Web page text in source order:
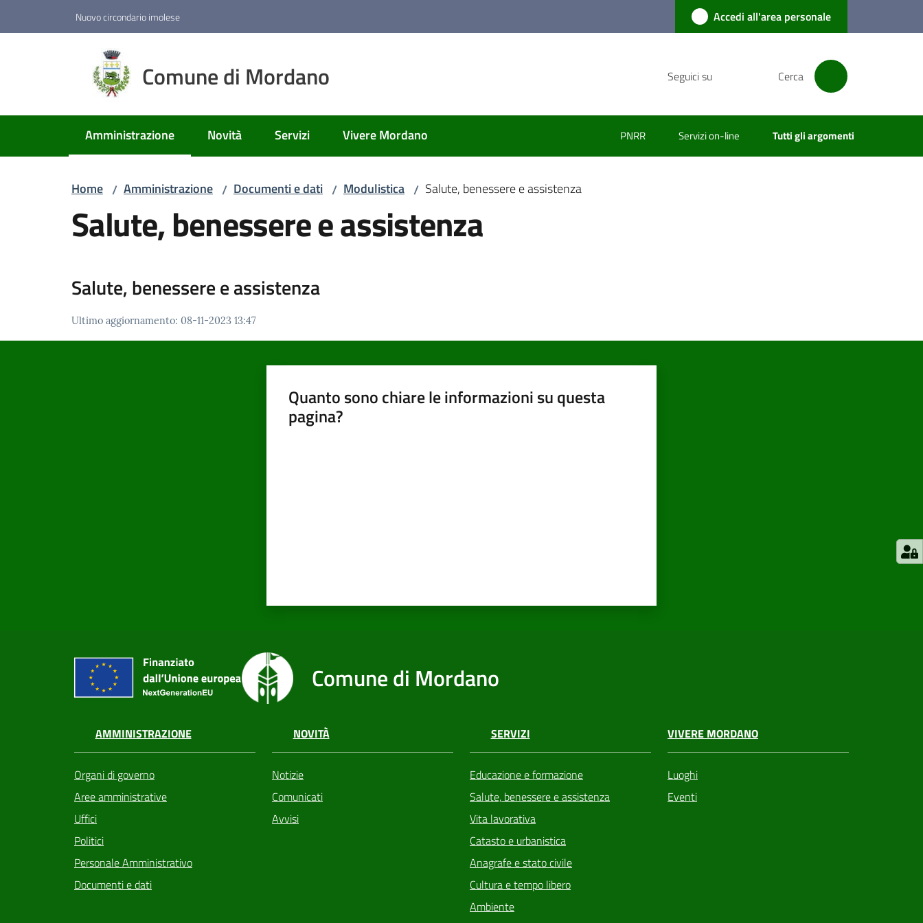
Nuovo circondario imolese Accedi all'area personale
Comune di Mordano Seguici su Cerca
Amministrazione
Menu selezionato Novità Servizi Vivere Mordano PNRR Servizi on-line Tutti gli argomenti
Home / Amministrazione / Documenti e dati / Modulistica / Salute, benessere e assistenza
Salute, benessere e assistenza
Salute, benessere e assistenza
Ultimo aggiornamento: 08-11-2023 13:47
Quanto sono chiare le informazioni su questa
pagina?
Comune di Mordano
AMMINISTRAZIONE
Organi di governo
Aree amministrative
Uffici
Politici
Personale Amministrativo
Documenti e dati
NOVITÀ
Notizie
Comunicati
Avvisi
SERVIZI
Educazione e formazione
Salute, benessere e assistenza
Vita lavorativa
Catasto e urbanistica
Anagrafe e stato civile
Cultura e tempo libero
Ambiente
VIVERE MORDANO
Luoghi
Eventi